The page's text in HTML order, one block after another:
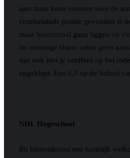
aars maar korte steunen voor de
comfortabele positie gevonden te
maar horizontaal gaan liggen op
de onrustige slaper zeker geen
dan ook met je snufferd op het
opgeklapt. Een 6,5 op de Schaal
NHL
Bij binnenkomst een hartelijk